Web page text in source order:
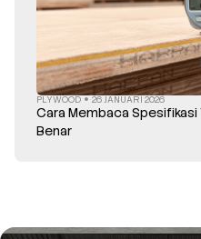
PLYWOOD 26 JANUARI 2026
Cara Membaca
Benar